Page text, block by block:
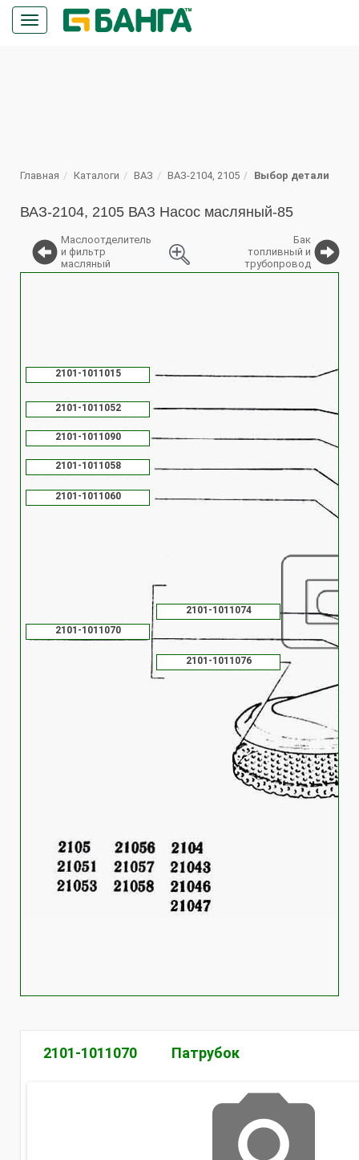
Кнопка
меню
Главная Каталоги ВАЗ ВАЗ-2104, 2105 Выбор детали
ВАЗ-2104, 2105 ВАЗ Насос масляный-85
Маслоотделитель
и фильтр
масляный
Бак
топливный и
трубопровод
2101-1011015
2101-1011052
2101-1011058
2101-1011060
2101-1011070
2101-1011074
2101-1011076
2101-1011090
2101-1011070 Патрубок